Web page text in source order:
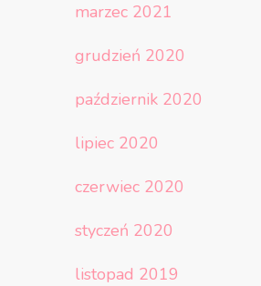
marzec 2021
grudzień 2020
październik 2020
lipiec 2020
czerwiec 2020
styczeń 2020
listopad 2019